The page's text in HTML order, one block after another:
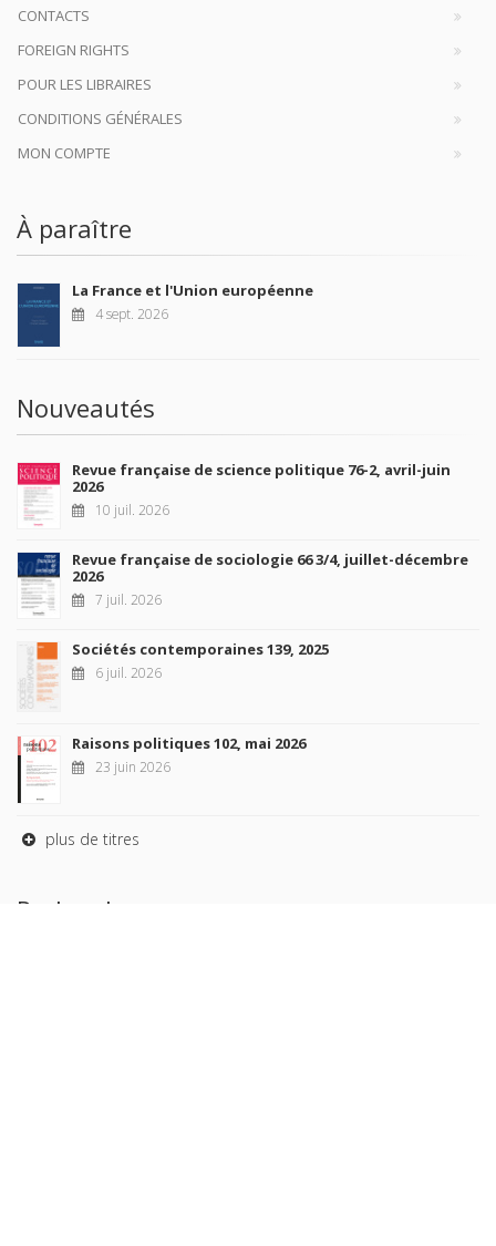
CONTACTS
FOREIGN RIGHTS
POUR LES LIBRAIRES
CONDITIONS GÉNÉRALES
MON COMPTE
À paraître
La France et l'Union européenne
4 sept. 2026
Nouveautés
Revue française de science politique 76-2, avril-juin
2026
10 juil. 2026
Revue française de sociologie 66 3/4, juillet-décembre
2026
7 juil. 2026
Sociétés contemporaines 139, 2025
6 juil. 2026
Raisons politiques 102, mai 2026
23 juin 2026
plus de titres
Rechercher